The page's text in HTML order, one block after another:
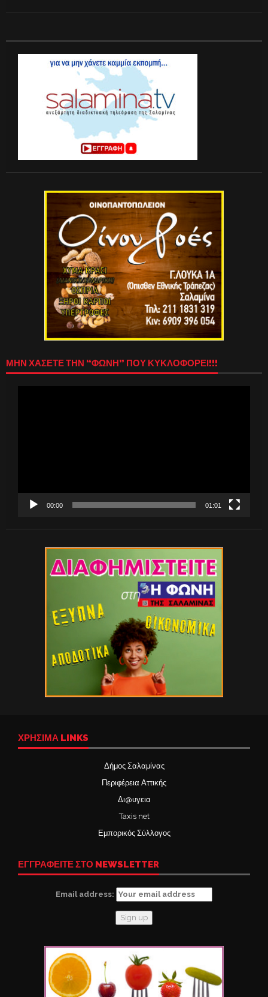
ΜΗΝ ΧΑΣΕΤΕ ΤΗΝ “ΦΩΝΗ” ΠΟΥ ΚΥΚΛΟΦΟΡΕΙ!!!
00:00 01:01
ΧΡΉΣΙΜΑ LINKS
Δήμος Σαλαμίνας
Περιφέρεια Αττικής
Δι@υγεια
Taxis net
Εμπορικός Σύλλογος
ΕΓΓΡΑΦΕΙΤΕ ΣΤΟ NEWSLETTER
Email address: